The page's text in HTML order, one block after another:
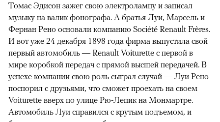
Томас Эдисон зажег свою электролампу и записал
музыку на валик фонографа. А братья Луи, Марсель и
Фернан Рено основали компанию Société Renault Frères.
И вот уже 24 декабря 1898 года фирма выпустила свой
первый автомобиль — Renault Voiturette с первой в
мире коробкой передач с прямой высшей передачей. В
успехе компании свою роль сыграл случай — Луи Рено
поспорил с друзьями, что сможет проехать на своем
Voiturette вверх по улице Рю-Лепик на Монмартре.
Автомобиль Луи справился с крутым подъемом, и